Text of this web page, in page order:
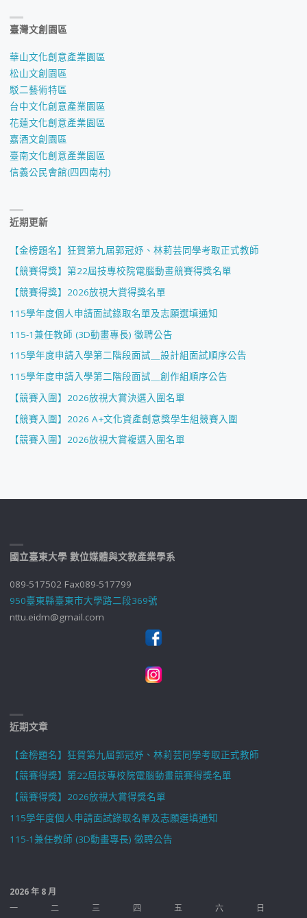
臺灣文創園區
華山文化創意產業園區
松山文創園區
駁二藝術特區
台中文化創意產業園區
花蓮文化創意產業園區
嘉酒文創園區
臺南文化創意產業園區
信義公民會館(四四南村)
近期更新
【金榜題名】狂賀第九屆郭冠妤、林莉芸同學考取正式教師
【競賽得獎】第22屆技專校院電腦動畫競賽得獎名單
【競賽得獎】2026放視大賞得獎名單
115學年度個人申請面試錄取名單及志願選填通知
115-1兼任教師 (3D動畫專長) 徵聘公告
115學年度申請入學第二階段面試＿設計組面試順序公告
115學年度申請入學第二階段面試＿創作組順序公告
【競賽入圍】2026放視大賞決選入圍名單
【競賽入圍】2026 A+文化資產創意獎學生組競賽入圍
【競賽入圍】2026放視大賞複選入圍名單
國立臺東大學 數位媒體與文教產業學系
089-517502 Fax089-517799
950臺東縣臺東市大學路二段369號
nttu.eidm@gmail.com
近期文章
【金榜題名】狂賀第九屆郭冠妤、林莉芸同學考取正式教師
【競賽得獎】第22屆技專校院電腦動畫競賽得獎名單
【競賽得獎】2026放視大賞得獎名單
115學年度個人申請面試錄取名單及志願選填通知
115-1兼任教師 (3D動畫專長) 徵聘公告
2026 年 8 月
一
二 三 四 五 六
日